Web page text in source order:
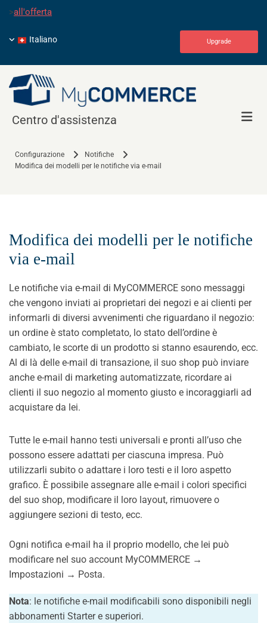
>all'offerta
Upgrade
Italiano
Centro d'assistenza
Configurazione
Notifiche
Modifica dei modelli per le notifiche via e-mail
Modifica dei modelli per le notifiche
via e-mail
Le notifiche via e-mail di MyCOMMERCE sono messaggi
che vengono inviati ai proprietari dei negozi e ai clienti per
informarli di diversi avvenimenti che riguardano il negozio:
un ordine è stato completato, lo stato dell’ordine è
cambiato, le scorte di un prodotto si stanno esaurendo, ecc.
Al di là delle e-mail di transazione, il suo shop può inviare
anche e-mail di marketing automatizzate, ricordare ai
clienti il suo negozio al momento giusto e incoraggiarli ad
acquistare da lei.
Tutte le e-mail hanno testi universali e pronti all’uso che
possono essere adattati per ciascuna impresa. Può
utilizzarli subito o adattare i loro testi e il loro aspetto
grafico. È possibile assegnare alle e-mail i colori specifici
del suo shop, modificare il loro layout, rimuovere o
aggiungere sezioni di testo, ecc.
Ogni notifica e-mail ha il proprio modello, che lei può
modificare nel suo account MyCOMMERCE →
Impostazioni → Posta.
Nota: le notifiche e-mail modificabili sono disponibili negli
abbonamenti Starter e superiori.